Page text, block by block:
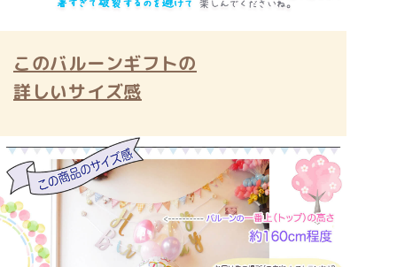
このバルーンギフトの
詳しいサイズ感